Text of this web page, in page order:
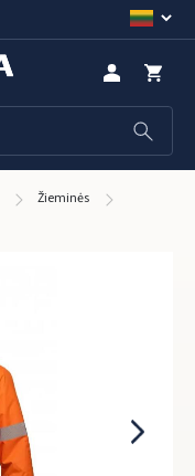
Žieminės